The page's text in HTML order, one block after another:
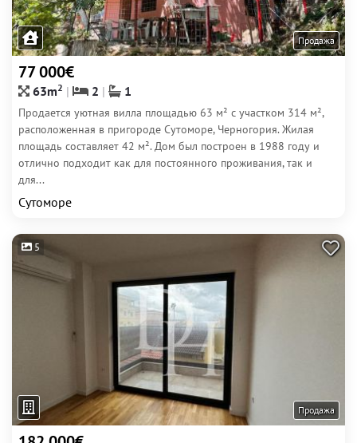
Продажа
77 000€
63m2 2 1
Продается уютная вилла площадью 63 м² с участком 314 м²,
расположенная в пригороде Сутоморе, Черногория. Жилая
площадь составляет 42 м². Дом был построен в 1988 году и
отлично подходит как для постоянного проживания, так и
для...
Сутоморе
5
Продажа